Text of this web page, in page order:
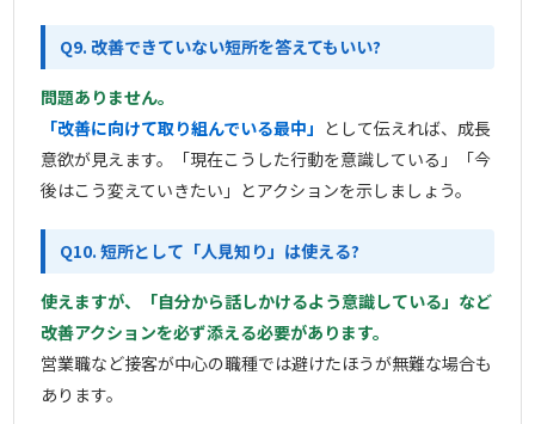
Q9. 改善できていない短所を答えてもいい?
問題ありません。
「改善に向けて取り組んでいる最中」 として伝えれば、成長
意欲が見えます。「現在こうした行動を意識している」「今
後はこう変えていきたい」とアクションを示しましょう。
Q10. 短所として「人見知り」は使える?
使えますが、「自分から話しかけるよう意識している」など
改善アクションを必ず添える必要があります。
営業職など接客が中心の職種では避けたほうが無難な場合も
あります。